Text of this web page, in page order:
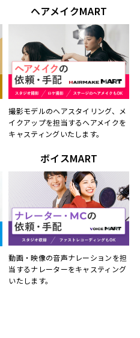
ヘアメイクMART
撮影モデルのヘアスタイリング、メ
イクアップを担当するヘアメイクを
キャスティングいたします。
ボイスMART
動画・映像の音声ナレーションを担
当するナレーターをキャスティング
いたします。